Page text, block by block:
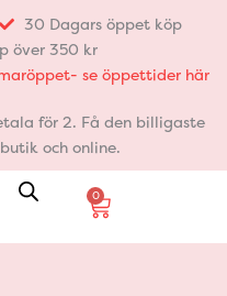
30 Dagars öppet köp
över 350 kr
se öppettider här
för 2. Få den billigaste
och online.
0
Varukorg